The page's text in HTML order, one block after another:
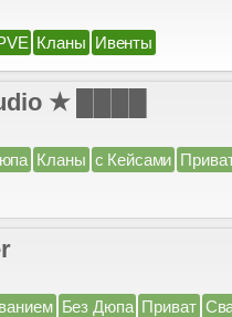
Кланы Ивенты
★ ████
Кланы с Кейсами
Без Дюпа Приват